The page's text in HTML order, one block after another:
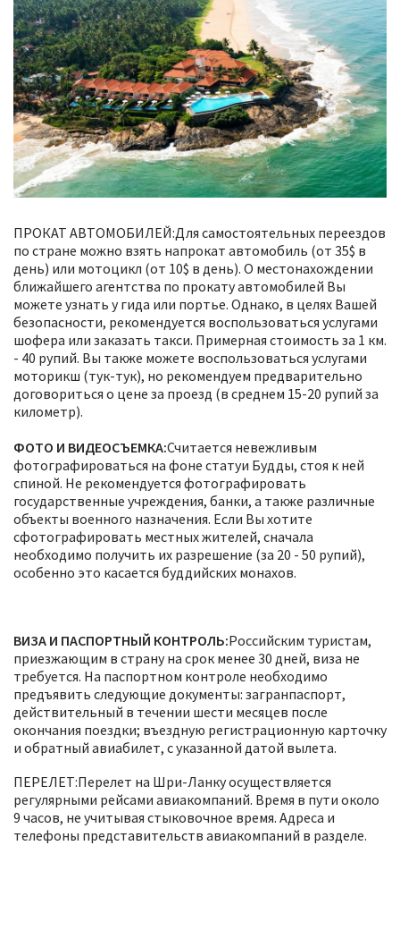
ПРОКАТ АВТОМОБИЛЕЙ:Для самостоятельных переездов
по стране можно взять напрокат автомобиль (от 35$ в
день) или мотоцикл (от 10$ в день). О местонахождении
ближайшего агентства по прокату автомобилей Вы
можете узнать у гида или портье. Однако, в целях Вашей
безопасности, рекомендуется воспользоваться услугами
шофера или заказать такси. Примерная стоимость за 1 км.
- 40 рупий. Вы также можете воспользоваться услугами
моторикш (тук-тук), но рекомендуем предварительно
договориться о цене за проезд (в среднем 15-20 рупий за
километр).
ФОТО И ВИДЕОСЪЕМКА:Считается невежливым
фотографироваться на фоне статуи Будды, стоя к ней
спиной. Не рекомендуется фотографировать
государственные учреждения, банки, а также различные
объекты военного назначения. Если Вы хотите
сфотографировать местных жителей, сначала
необходимо получить их разрешение (за 20 - 50 рупий),
особенно это касается буддийских монахов.
ВИЗА И ПАСПОРТНЫЙ КОНТРОЛЬ:Российским туристам,
приезжающим в страну на срок менее 30 дней, виза не
требуется. На паспортном контроле необходимо
предъявить следующие документы: загранпаспорт,
действительный в течении шести месяцев после
окончания поездки; въездную регистрационную карточку
и обратный авиабилет, с указанной датой вылета.
ПЕРЕЛЕТ:Перелет на Шри-Ланку осуществляется
регулярными рейсами авиакомпаний. Время в пути около
9 часов, не учитывая стыковочное время. Адреса и
телефоны представительств авиакомпаний в разделе.